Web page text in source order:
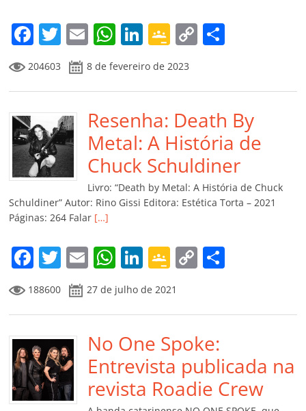
F
a
c
e
b
o
o
k
T
w
itt
er
E
m
ai
l
W
at
s
A
p
p
Li
k
e
dI
n
G
o
o
gl
e
Cl
a
ss
ro
m
C
y
Li
n
k
p
ar
til
h
ar
204603 8 de fevereiro de 2023
Resenha: Death By
Metal: A História de
Chuck Schuldiner
Livro: “Death by Metal: A História de Chuck
Schuldiner” Autor: Rino Gissi Editora: Estética Torta – 2021
Páginas: 264 Falar […]
F
a
c
e
b
o
o
T
w
itt
er
E
m
ai
l
W
h
at
s
A
p
p
Li
n
k
e
dI
n
G
o
o
gl
e
Cl
a
C
y
Li
n
k
p
til
h
188600 27 de julho de 2021
No One Spoke:
Entrevista publicada na
revista Roadie Crew